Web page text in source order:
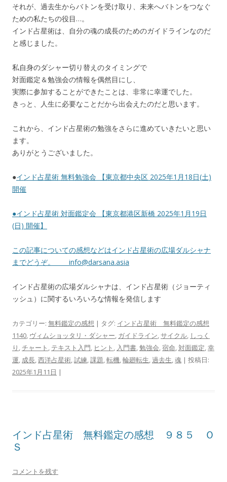
それが、過去生からバトンを受け取り、未来へバトンをつなぐ
ための私たちの役目…。
インド占星術は、自分の魂の成長のためのガイドラインなのだ
と感じました。
私自身のダシャー切り替えのタイミングで
対面鑑定＆勉強会の情報を偶然目にし、
実際に参加することができたことは、非常に幸運でした。
きっと、人生に必要なことだから出会えたのだと思います。
これから、インド占星術の勉強をさらに進めていきたいと思い
ます。
ありがとうございました。
●インド占星術 無料勉強会 【東京都中央区 2025年1月18日(土)
開催
●インド占星術 対面鑑定会 【東京都港区新橋 2025年1月19日
(日) 開催】
この記事についての感想などはインド占星術の広場ダルシャナ
までどうぞ。 info@darsana.asia
インド占星術の広場ダルシャナは、インド占星術（ジョーティ
ッシュ）に関するいろいろな情報を発信します
カテゴリー: 無料鑑定の感想 | タグ: インド占星術 無料鑑定の感想
1140, ヴィムショッタリ・ダシャー, ガイドライン,サイクル, しっく
り ,チャート , テキスト入門, ヒント , 入門書,勉強会,宿命,対面鑑定,幸
運, 成長,西洋占星術,試練,課題,転機,輪廻転生,過去生,魂 | 投稿日:
2025年1月11日 |
インド占星術 無料鑑定の感想 ９８５ Ｏ
Ｓ
コメントを残す